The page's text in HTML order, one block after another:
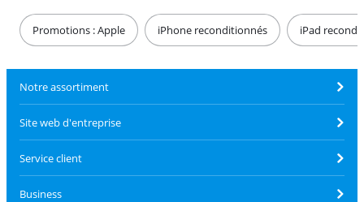
Promotions : Apple iPhone reconditionnés iPad
Notre assortiment
Site web d'entreprise
Service client
Business